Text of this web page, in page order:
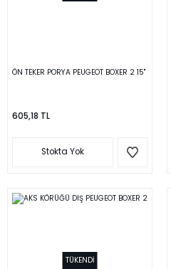
ÖN TEKER PORYA PEUGEOT BOXER 2 15''
605,18 TL
Stokta Yok
TÜKENDİ